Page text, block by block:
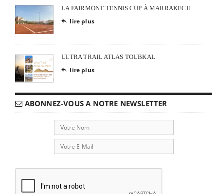
LA FAIRMONT TENNIS CUP À MARRAKECH
 lire plus
ULTRA TRAIL ATLAS TOUBKAL
 lire plus
ABONNEZ-VOUS A NOTRE NEWSLETTER